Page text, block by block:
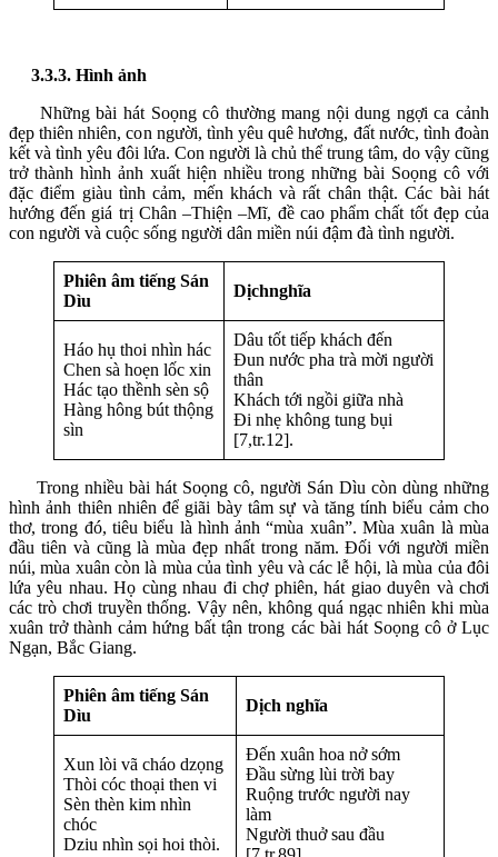
3.3.3. Hình ảnh
Những bài hát Soọng cô thường mang nội dung ngợi ca cảnh
đẹp thiên nhiên, con người, tình yêu quê hương, đất nước, tình đoàn
kết và tình yêu đôi lứa. Con người là chủ thể trung tâm, do vậy cũng
trở thành hình ảnh xuất hiện nhiều trong những bài Soọng cô với
đặc điểm giàu tình cảm, mến khách và rất chân thật. Các bài hát
hướng đến giá trị Chân –Thiện –Mĩ, đề cao phẩm chất tốt đẹp của
con người và cuộc sống người dân miền núi đậm đà tình người.
Phiên âm tiếng Sán
Dìu
Dịchnghĩa
Háo hụ thoi nhìn hác
Chen sà hoẹn lốc xin
Hác tạo thềnh sèn sộ
Hàng hông bút thộng
sìn
Dâu tốt tiếp khách đến
Đun nước pha trà mời người
thân
Khách tới ngồi giữa nhà
Đi nhẹ không tung bụi
[7,tr.12].
Trong nhiều bài hát Soọng cô, người Sán Dìu còn dùng những
hình ảnh thiên nhiên để giãi bày tâm sự và tăng tính biểu cảm cho
thơ, trong đó, tiêu biểu là hình ảnh “mùa xuân”. Mùa xuân là mùa
đầu tiên và cũng là mùa đẹp nhất trong năm. Đối với người miền
núi, mùa xuân còn là mùa của tình yêu và các lễ hội, là mùa của đôi
lứa yêu nhau. Họ cùng nhau đi chợ phiên, hát giao duyên và chơi
các trò chơi truyền thống. Vậy nên, không quá ngạc nhiên khi mùa
xuân trở thành cảm hứng bất tận trong các bài hát Soọng cô ở Lục
Ngạn, Bắc Giang.
Phiên âm tiếng Sán
Dìu
Dịch nghĩa
Xun lòi vã cháo dzọng
Thòi cóc thoại then vi
Sèn thèn kim nhìn
chóc
Dziu nhìn sọi hoi thòi.
Đến xuân hoa nở sớm
Đầu sừng lùi trời bay
Ruộng trước người nay
làm
Người thuở sau đầu